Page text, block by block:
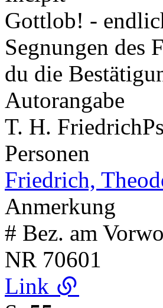
Gottlob! -
Segnungen des
du die
Autorangabe
T. H. Friedrich
Personen
Friedrich,
Anmerkung
# Bez. am
NR 70601
Link